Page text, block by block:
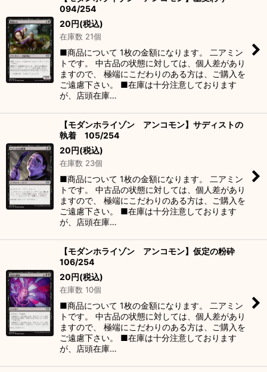
094/254
20円(税込)
在庫数 21個
■商品について 1枚の金額になります。 二アミン
トです。 中古品の状態に対しては、個人差があり
ますので、 極端にこだわりのある方は、ご購入を
ご遠慮下さい。 ■在庫は十分注意しております
が、店頭在庫…
【モダンホライゾン アンコモン】サディストの
執着 105/254
20円(税込)
在庫数 23個
■商品について 1枚の金額になります。 二アミン
トです。 中古品の状態に対しては、個人差があり
ますので、 極端にこだわりのある方は、ご購入を
ご遠慮下さい。 ■在庫は十分注意しております
が、店頭在庫…
【モダンホライゾン アンコモン】仮定の粉砕
106/254
20円(税込)
在庫数 10個
■商品について 1枚の金額になります。 二アミン
トです。 中古品の状態に対しては、個人差があり
ますので、 極端にこだわりのある方は、ご購入を
ご遠慮下さい。 ■在庫は十分注意しております
が、店頭在庫…